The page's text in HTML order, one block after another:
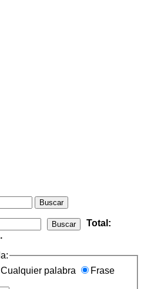
Buscar
Buscar
Total:
Cualquier palabra
Frase